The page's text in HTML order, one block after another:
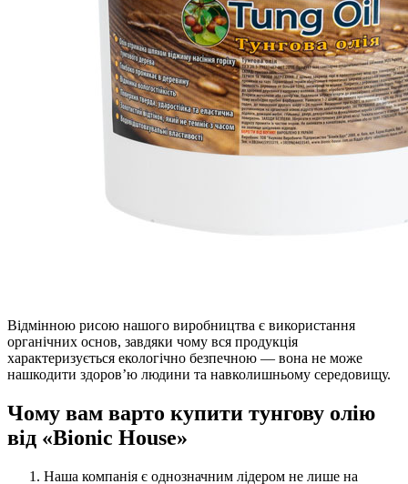
Відмінною рисою нашого виробництва є використання
органічних основ, завдяки чому вся продукція
характеризується екологічно безпечною — вона не може
нашкодити здоров’ю людини та навколишньому середовищу.
Чому вам варто купити тунгову олію
від «Bionic House»
Наша компанія є однозначним лідером не лише на